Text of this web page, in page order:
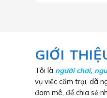
GIỚI
Tôi là người chơi,
vụ việc cắm trại, dã
đam mê, để chia sẻ